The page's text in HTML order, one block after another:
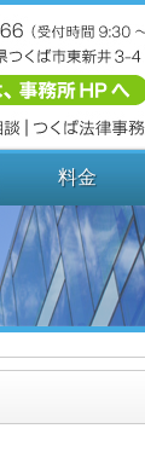
料金